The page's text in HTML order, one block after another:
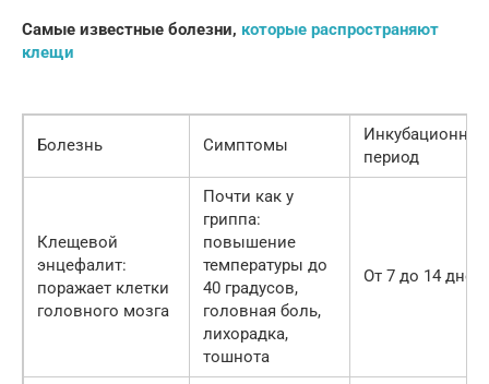
Самые известные болезни, которые распространяют
клещи
Болезнь Симптомы
период
Клещевой
энцефалит:
поражает клетки
головного мозга
Почти как у
гриппа:
повышение
температуры до
40 градусов,
головная боль,
лихорадка,
тошнота
От 7 до 14 дней